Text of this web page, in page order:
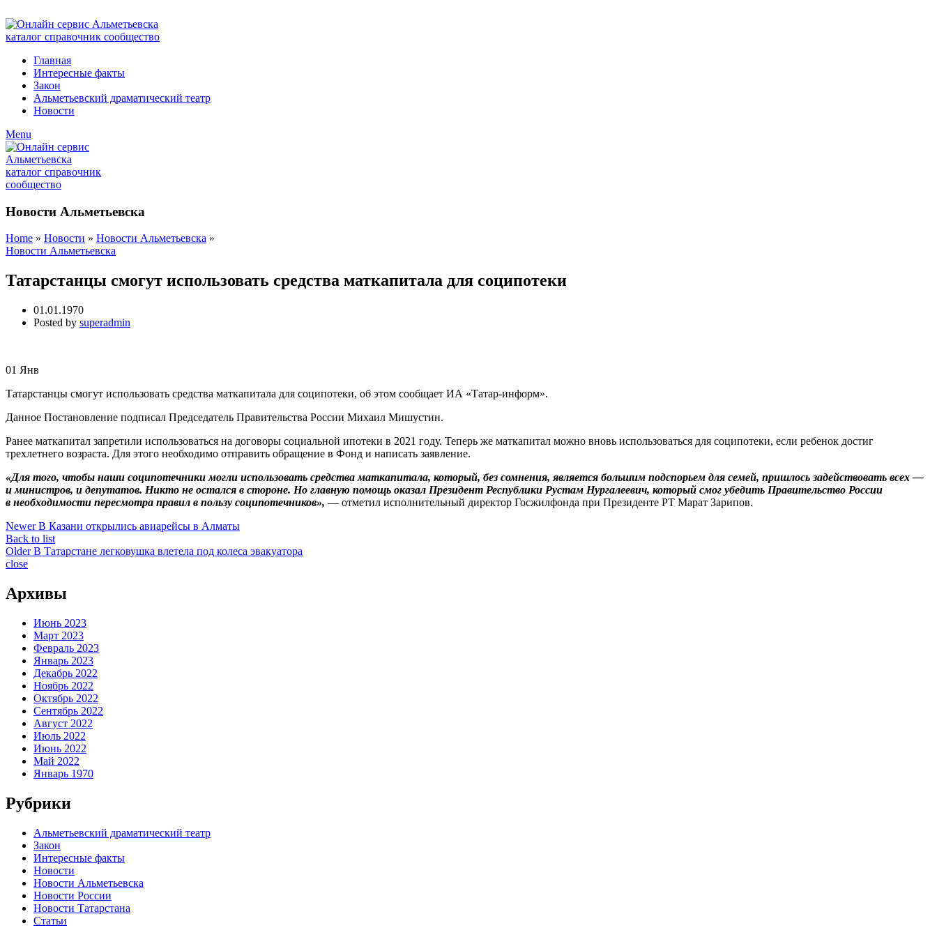
Главная
Интересные факты
Закон
Альметьевский драматический театр
Новости
Menu
Новости Альметьевска
Home » Новости » Новости Альметьевска »
Новости Альметьевска
Татарстанцы смогут использовать средства маткапитала для соципотеки
01.01.1970
Posted by superadmin
01 Янв
Татарстанцы смогут использовать средства маткапитала для соципотеки, об этом сообщает ИА «Татар-информ».
Данное Постановление подписал Председатель Правительства России Михаил Мишустин.
Ранее маткапитал запретили использоваться на договоры социальной ипотеки в 2021 году. Теперь же маткапитал можно вновь использоваться для соципотеки, если ребенок достиг
трехлетнего возраста. Для этого необходимо отправить обращение в Фонд и написать заявление.
«Для того, чтобы наши соципотечники могли использовать средства маткапитала, который, без сомнения, является большим подспорьем для семей, пришлось задействовать всех —
и министров, и депутатов. Никто не остался в стороне. Но главную помощь оказал Президент Республики Рустам Нургалеевич, который смог убедить Правительство России
в необходимости пересмотра правил в пользу соципотечников», — отметил исполнительный директор Госжилфонда при Президенте РТ Марат Зарипов.
Newer В Казани открылись авиарейсы в Алматы
Back to list
Older В Татарстане легковушка влетела под колеса эвакуатора
close
Архивы
Июнь 2023
Март 2023
Февраль 2023
Январь 2023
Декабрь 2022
Ноябрь 2022
Октябрь 2022
Сентябрь 2022
Август 2022
Июль 2022
Июнь 2022
Май 2022
Январь 1970
Рубрики
Альметьевский драматический театр
Закон
Интересные факты
Новости
Новости Альметьевска
Новости России
Новости Татарстана
Статьи